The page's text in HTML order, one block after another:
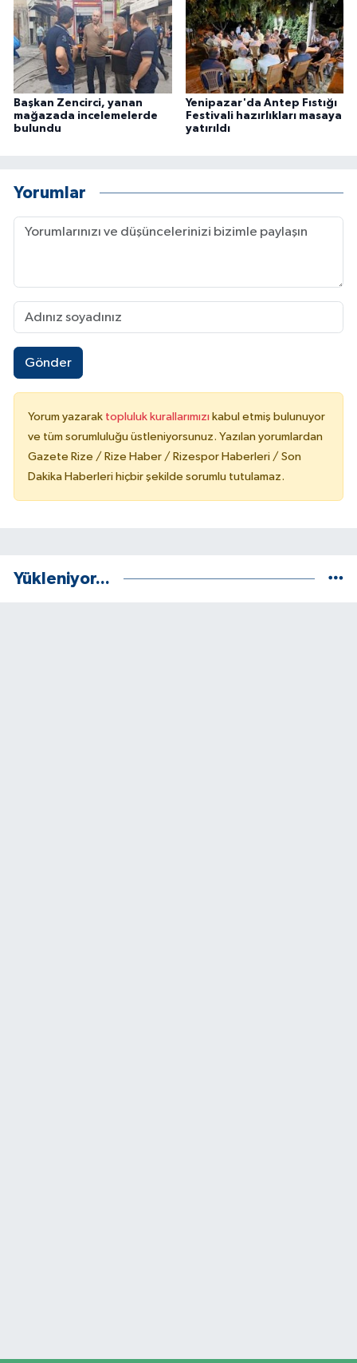
Başkan Zencirci, yanan
mağazada incelemelerde
bulundu
Yenipazar'da Antep Fıstığı
Festivali hazırlıkları masaya
yatırıldı
Yorumlar
Gönder
Yorum yazarak topluluk kurallarımızı kabul etmiş bulunuyor
ve tüm sorumluluğu üstleniyorsunuz. Yazılan yorumlardan
Gazete Rize / Rize Haber / Rizespor Haberleri / Son
Dakika Haberleri hiçbir şekilde sorumlu tutulamaz.
Yükleniyor...